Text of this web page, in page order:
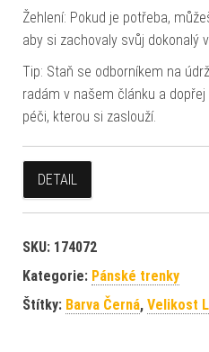
Žehlení: Pokud je potřeba,
aby si zachovaly svůj dokonalý
Tip: Staň se odborníkem na
radám v našem článku a
péči, kterou si zaslouží.
DETAIL
SKU: 174072
Kategorie: Pánské trenky
Štítky: Barva Černá, Velikost L